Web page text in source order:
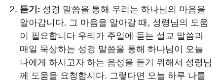
듣기: 성경 말씀을 통해 우리는 하나님의 마음을
알아갑니다. 그 마음을 알아갈 때, 성령님의 도움
이 필요합니다 우리가 주일에 듣는 설교 말씀과
매일 묵상하는 성경 말씀을 통해 하나님이 오늘
나에게 하시고자 하는 음성을 듣기 위해서 성령님
께 도움을 요청합시다. 그렇다면 오늘 하루 나를